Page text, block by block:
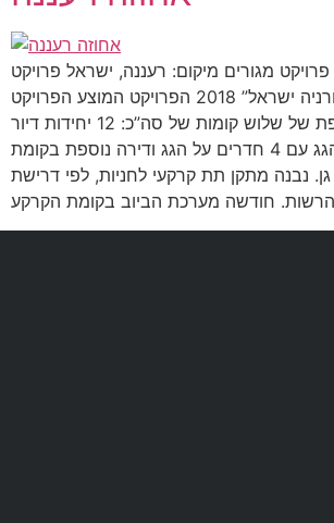
פרויקט מגורים מיקום: רעננה, ישראל פרויקט
עבור חברת “קליפורניה ישראל” 2018 הפרויקט המוצע הפרויקט
המוצע תוכנה תוספת של שלוש קומות של סה”כ: 12 יחידות דיור
וקומה חלקית על הגג עם 4 חדרים על הגג ודירה נוספת בקומת
נבנה מתקן תת קרקעי לחניות, לפי דרישת